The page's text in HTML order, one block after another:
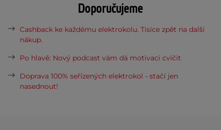
Doporučujeme
Cashback ke každému elektrokolu. Tisíce zpět na další
nákup.
Po hlavě: Nový podcast vám dá motivaci cvičit
Doprava 100% seřízených elektrokol - stačí jen
nasednout!